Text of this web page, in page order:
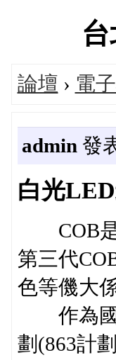
論壇 › 電
admin 發
白光
COB是
第三代
色等僟大
作為國
劃(863計